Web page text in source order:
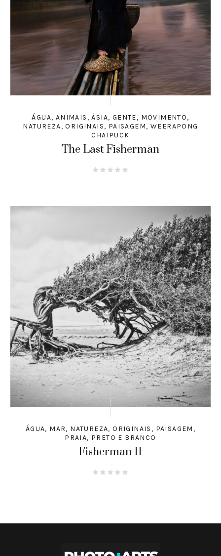
ÁGUA, ANIMAIS ,ÁSIA, GENTE, MOVIMENTO,
NATUREZA,ORIGINAIS, PAISAGEM, WEERAPONG
CHAIPUCK
The Last Fisherman
ÁGUA, MAR, NATUREZA,ORIGINAIS , PAISAGEM ,
PRAIA, PRETO E BRANCO
Fisherman II